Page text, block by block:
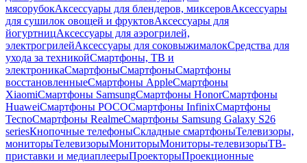
мясорубокАксессуары для блендеров, миксеровАксессуары
для сушилок овощей и фруктовАксессуары для
йогуртницАксессуары для аэрогрилей,
электрогрилейАксессуары для соковыжималокСредства для
ухода за техникойСмартфоны, ТВ и
электроникаСмартфоныСмартфоныСмартфоны
восстановленныеСмартфоны AppleСмартфоны
XiaomiСмартфоны SamsungСмартфоны HonorСмартфоны
HuaweiСмартфоны POCOСмартфоны InfinixСмартфоны
TecnoСмартфоны RealmeСмартфоны Samsung Galaxy S26
seriesКнопочные телефоныСкладные смартфоныТелевизоры,
мониторыТелевизорыМониторыМониторы-телевизорыТВ-
приставки и медиаплеерыПроекторыПроекционные